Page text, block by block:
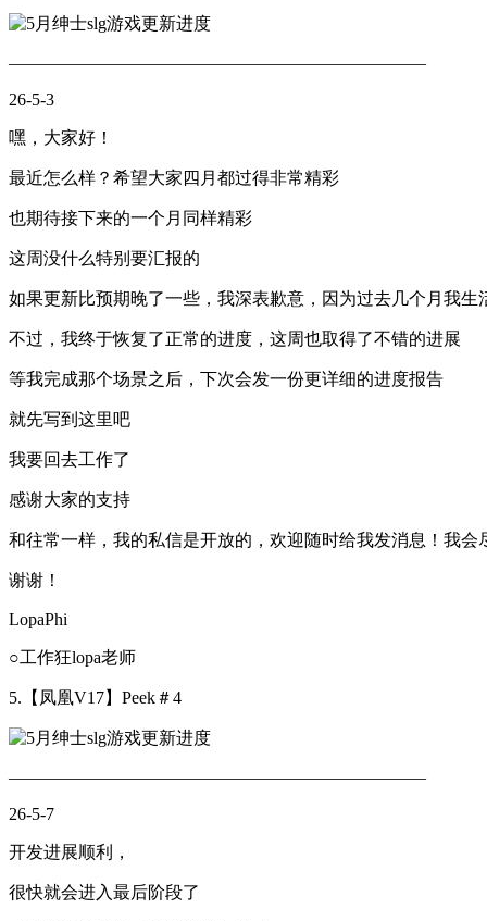
————————————————————————
26-5-3
嘿，大家好！
最近怎么样？希望大家四月都过得非常精彩
也期待接下来的一个月同样精彩
这周没什么特别要汇报的
如果更新比预期晚了一些，我深表歉意，因为过去几个月我生
不过，我终于恢复了正常的进度，这周也取得了不错的进展
等我完成那个场景之后，下次会发一份更详细的进度报告
就先写到这里吧
我要回去工作了
感谢大家的支持
和往常一样，我的私信是开放的，欢迎随时给我发消息！我会
谢谢！
LopaPhi
○工作狂lopa老师
5.【凤凰V17】Peek＃4
————————————————————————
26-5-7
开发进展顺利，
很快就会进入最后阶段了